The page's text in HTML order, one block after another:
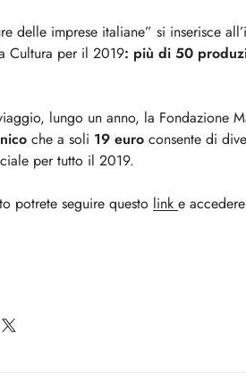
delle imprese italiane” si inserisce
Cultura per il 2019: più di 50
lungo un anno, la Fondazione
che a soli 19 euro consente di
per tutto il 2019.
potrete seguire questo link e